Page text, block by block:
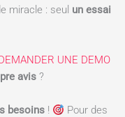
miracle : seul un essai
UNE DEMO
avis ?
besoins !
Pour des